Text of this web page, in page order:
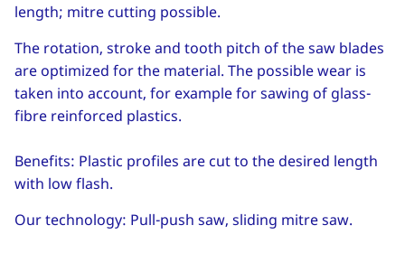
length; mitre cutting possible.
The rotation, stroke and tooth pitch of the saw blades
are optimized for the material. The possible wear is
taken into account, for example for sawing of glass-
fibre reinforced plastics.
Benefits: Plastic profiles are cut to the desired length
with low flash.
Our technology: Pull-push saw, sliding mitre saw.